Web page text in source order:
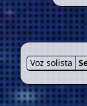
Voz solista